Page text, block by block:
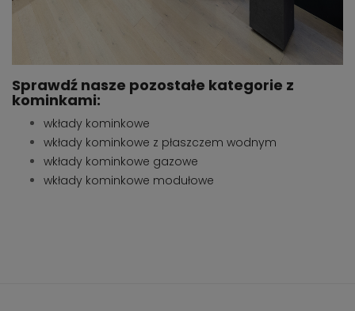
Sprawdź nasze pozostałe kategorie z
kominkami:
wkłady kominkowe
wkłady kominkowe z płaszczem wodnym
wkłady kominkowe gazowe
wkłady kominkowe modułowe